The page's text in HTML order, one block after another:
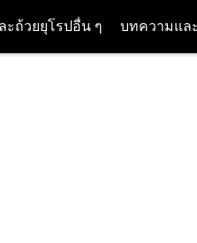
ถ้วยยุโรปอื่น ๆ บทความแล